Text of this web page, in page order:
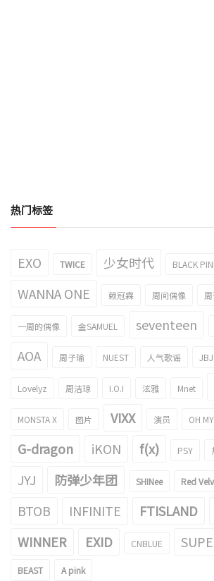
热门标签
EXO TWICE 少女时代 BLACK
WANNA ONE 赖冠霖 周间偶像
一周的偶像 金SAMUEL seventeen
AOA 周子瑜 NUEST 人气歌谣 JBJ
Lovelyz 周洁琼 I.O.I 泫雅 Mnet
MONSTA X 图片 VIXX 演员 OH
G-dragon iKON f(x) PSY
JYJ 防弹少年团 SHINee Red
BTOB INFINITE FTISLAND
WINNER
EXID CNBLUE
BEAST A pink